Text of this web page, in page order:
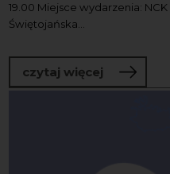
19.00 Miejsce wydarzenia:
Świętojańska...
czytaj więcej o Bałtyk